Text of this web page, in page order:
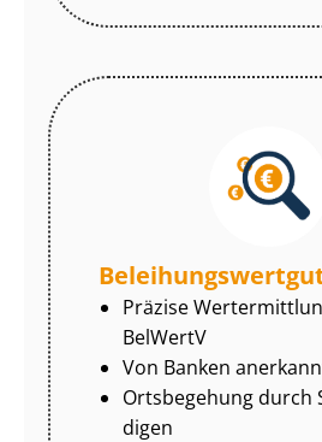
Präzise
BelWertV
Von Banken
Ortsbegehung durch
di­gen